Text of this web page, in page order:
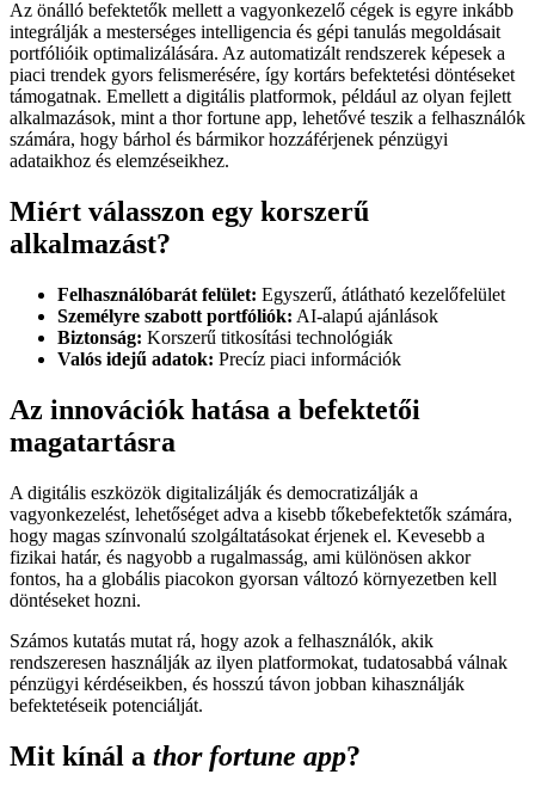
Az önálló befektetők mellett a vagyonkezelő cégek is egyre inkább
integrálják a mesterséges intelligencia és gépi tanulás megoldásait
portfólióik optimalizálására. Az automatizált rendszerek képesek a
piaci trendek gyors felismerésére, így kortárs befektetési döntéseket
támogatnak. Emellett a digitális platformok, például az olyan fejlett
alkalmazások, mint a thor fortune app, lehetővé teszik a felhasználók
számára, hogy bárhol és bármikor hozzáférjenek pénzügyi
adataikhoz és elemzéseikhez.
Miért válasszon egy korszerű
alkalmazást?
Felhasználóbarát felület: Egyszerű, átlátható kezelőfelület
Személyre szabott portfóliók: AI-alapú ajánlások
Biztonság: Korszerű titkosítási technológiák
Valós idejű adatok: Precíz piaci információk
Az innovációk hatása a befektetői
magatartásra
A digitális eszközök digitalizálják és democratizálják a
vagyonkezelést, lehetőséget adva a kisebb tőkebefektetők számára,
hogy magas színvonalú szolgáltatásokat érjenek el. Kevesebb a
fizikai határ, és nagyobb a rugalmasság, ami különösen akkor
fontos, ha a globális piacokon gyorsan változó környezetben kell
döntéseket hozni.
Számos kutatás mutat rá, hogy azok a felhasználók, akik
rendszeresen használják az ilyen platformokat, tudatosabbá válnak
pénzügyi kérdéseikben, és hosszú távon jobban kihasználják
befektetéseik potenciálját.
Mit kínál a thor fortune app?